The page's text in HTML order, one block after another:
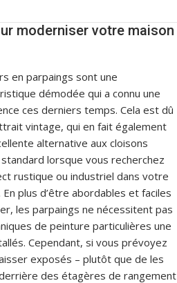
moderniser votre maison
en parpaings sont une
démodée qui a connu une
ces derniers temps. Cela est dû
vintage, qui en fait également
alternative aux cloisons
lorsque vous recherchez
rustique ou industriel dans votre
En plus d’être abordables et faciles
les parpaings ne nécessitent pas
de peinture particulières une
Cependant, si vous prévoyez
exposés – plutôt que de les
des étagères de rangement